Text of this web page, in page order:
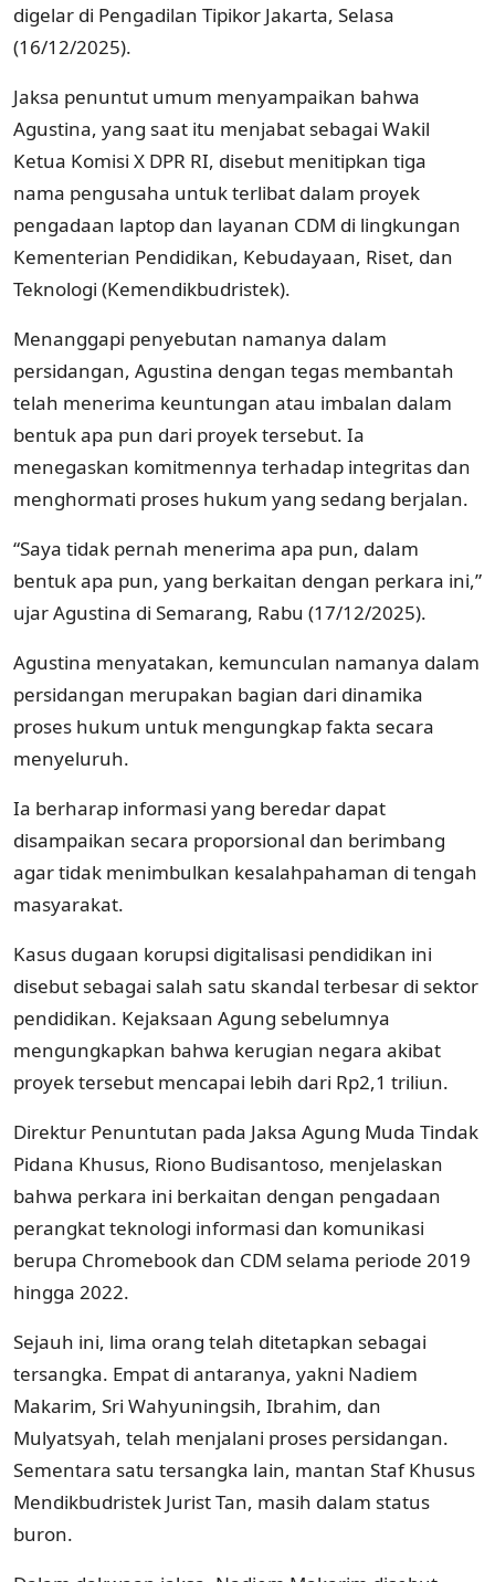
digelar di Pengadilan Tipikor Jakarta, Selasa
(16/12/2025).
Jaksa penuntut umum menyampaikan bahwa
Agustina, yang saat itu menjabat sebagai Wakil
Ketua Komisi X DPR RI, disebut menitipkan tiga
nama pengusaha untuk terlibat dalam proyek
pengadaan laptop dan layanan CDM di lingkungan
Kementerian Pendidikan, Kebudayaan, Riset, dan
Teknologi (Kemendikbudristek).
Menanggapi penyebutan namanya dalam
persidangan, Agustina dengan tegas membantah
telah menerima keuntungan atau imbalan dalam
bentuk apa pun dari proyek tersebut. Ia
menegaskan komitmennya terhadap integritas dan
menghormati proses hukum yang sedang berjalan.
“Saya tidak pernah menerima apa pun, dalam
bentuk apa pun, yang berkaitan dengan perkara ini,”
ujar Agustina di Semarang, Rabu (17/12/2025).
Agustina menyatakan, kemunculan namanya dalam
persidangan merupakan bagian dari dinamika
proses hukum untuk mengungkap fakta secara
menyeluruh.
Ia berharap informasi yang beredar dapat
disampaikan secara proporsional dan berimbang
agar tidak menimbulkan kesalahpahaman di tengah
masyarakat.
Kasus dugaan korupsi digitalisasi pendidikan ini
disebut sebagai salah satu skandal terbesar di sektor
pendidikan. Kejaksaan Agung sebelumnya
mengungkapkan bahwa kerugian negara akibat
proyek tersebut mencapai lebih dari Rp2,1 triliun.
Direktur Penuntutan pada Jaksa Agung Muda Tindak
Pidana Khusus, Riono Budisantoso, menjelaskan
bahwa perkara ini berkaitan dengan pengadaan
perangkat teknologi informasi dan komunikasi
berupa Chromebook dan CDM selama periode 2019
hingga 2022.
Sejauh ini, lima orang telah ditetapkan sebagai
tersangka. Empat di antaranya, yakni Nadiem
Makarim, Sri Wahyuningsih, Ibrahim, dan
Mulyatsyah, telah menjalani proses persidangan.
Sementara satu tersangka lain, mantan Staf Khusus
Mendikbudristek Jurist Tan, masih dalam status
buron.